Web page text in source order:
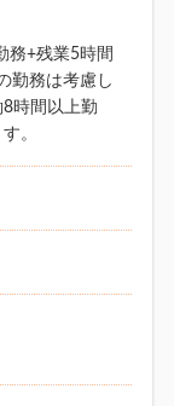
務+残業5時間
勤務は考慮し
時間以上勤
。